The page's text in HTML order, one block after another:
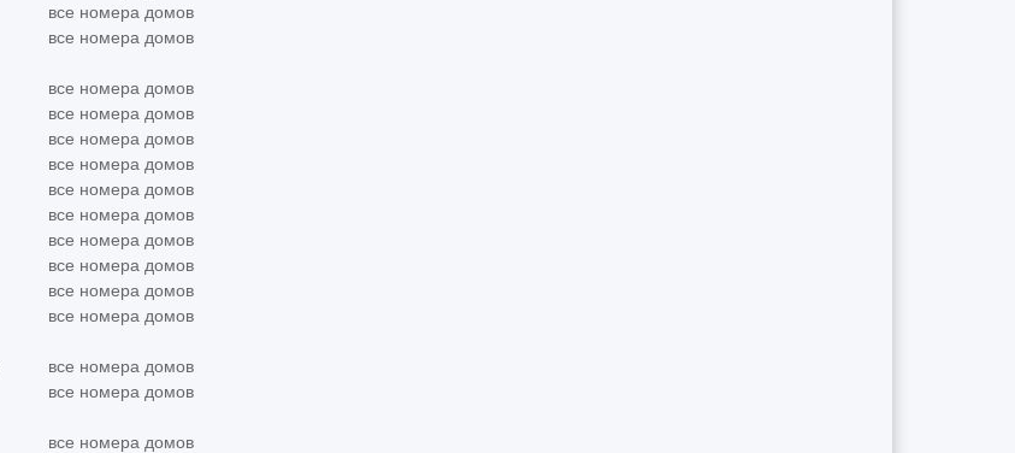
все номера домов
все номера домов
все номера домов
все номера домов
все номера домов
все номера домов
все номера домов
все номера домов
все номера домов
все номера домов
все номера домов
все номера домов
все номера домов
все номера домов
все номера домов